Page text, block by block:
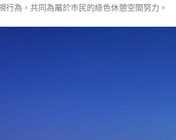
為，共同為屬於巿民的綠色休憩空間努力。